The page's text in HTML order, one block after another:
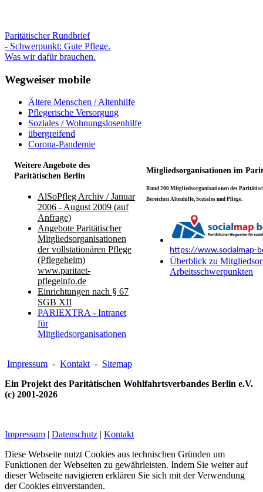
Paritätischer Rundbrief
- Schwerpunkt: Gute Pflege.
Was wir dafür brauchen.
Wegweiser mobile
Ältere Menschen / Altenhilfe
Pflegerische Versorgung
Soziales / Wohnungslosenhilfe
übergreifend
Corona-Pandemie
Weitere Angebote des
Paritätischen Berlin
Mitgliedsorganisationen im
AlSoPfleg Archiv / Januar
2006 - August 2009 (auf
Anfrage)
Angebote Paritätischer
Mitgliedsorganisationen
der vollstationären Pflege
(Pflegeheim)
www.paritaet-
pflegeinfo.de
Einrichtungen nach § 67
SGB XII
PARIEXTRA - Intranet
für
Mitgliedsorganisationen
Rund 200 Mitgliedsorganisationen des
Bereichen Altenhilfe, Soziales und Pflege.
https://www.socialmap-
Überblick zu
Arbeitsschwerpunkten
Impressum - Kontakt - Sitemap
Ein Projekt des Paritätischen Wohlfahrtsverbandes Berlin e.V.
(c) 2001-2026
Impressum | Datenschutz | Kontakt
Diese Webseite nutzt Cookies aus technischen Gründen um
Funktionen der Webseiten zu gewährleisten. Indem Sie weiter auf
dieser Webseite navigieren erklären Sie sich mit der Verwendung
der Cookies einverstanden.